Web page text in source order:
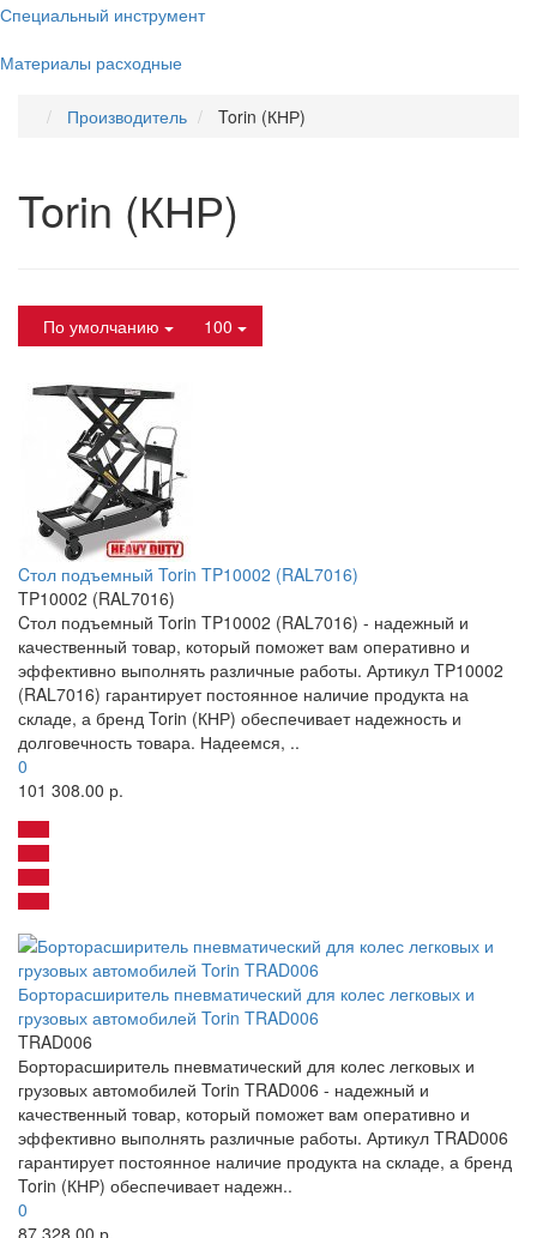
Специальный инструмент
Материалы расходные
Производитель Torin (КНР)
Torin (КНР)
По умолчанию 100
Cтол подъемный Torin TP10002 (RAL7016)
TP10002 (RAL7016)
Cтол подъемный Torin TP10002 (RAL7016) - надежный и
качественный товар, который поможет вам оперативно и
эффективно выполнять различные работы. Артикул TP10002
(RAL7016) гарантирует постоянное наличие продукта на
складе, а бренд Torin (КНР) обеспечивает надежность и
долговечность товара. Надеемся, ..
0
101 308.00 р.
Борторасширитель пневматический для колес легковых и
грузовых автомобилей Torin TRAD006
TRAD006
Борторасширитель пневматический для колес легковых и
грузовых автомобилей Torin TRAD006 - надежный и
качественный товар, который поможет вам оперативно и
эффективно выполнять различные работы. Артикул TRAD006
гарантирует постоянное наличие продукта на складе, а бренд
Torin (КНР) обеспечивает надежн..
0